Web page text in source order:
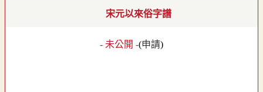
宋元以來俗字譜
- 未公開 -(申請)